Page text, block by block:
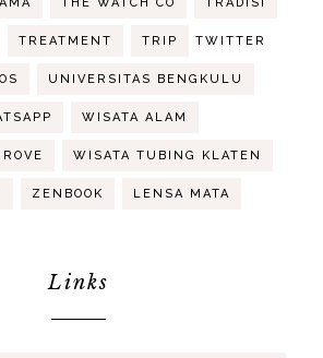
TREATMENT TRIP TWITTER
UNIVERSITAS BENGKULU
WISATA ALAM
WISATA TUBING KLATEN
ZENBOOK LENSA MATA
Links